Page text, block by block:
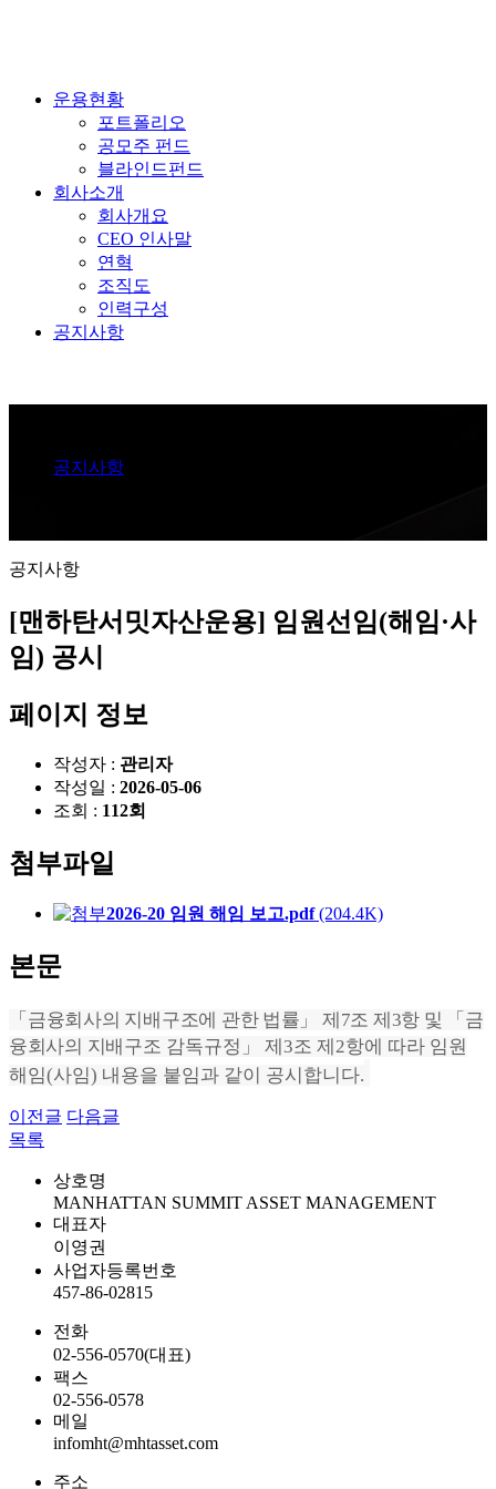
운용현황
포트폴리오
공모주 펀드
블라인드펀드
회사소개
회사개요
CEO 인사말
연혁
조직도
인력구성
공지사항
공지사항
공지사항
[맨하탄서밋자산운용] 임원선임(해임·사
임) 공시
페이지 정보
작성자 : 관리자
작성일 : 2026-05-06
조회 : 112회
첨부파일
2026-20 임원 해임 보고.pdf(204.4K)
본문
「 금융회사의 지배구조에 관한 법률 」 제 7조 제3항 및 「 금
융회사의 지배 구조 감독규정 」제3조 제2항에 따라 임원
해임(사임) 내용을 붙임과 같이 공시합니다.
이전글 다음글
목록
상호명
MANHATTAN SUMMIT ASSET MANAGEMENT
대표자
이영권
사업자등록번호
457-86-02815
전화
02-556-0570(대표)
팩스
02-556-0578
메일
infomht@mhtasset.com
주소